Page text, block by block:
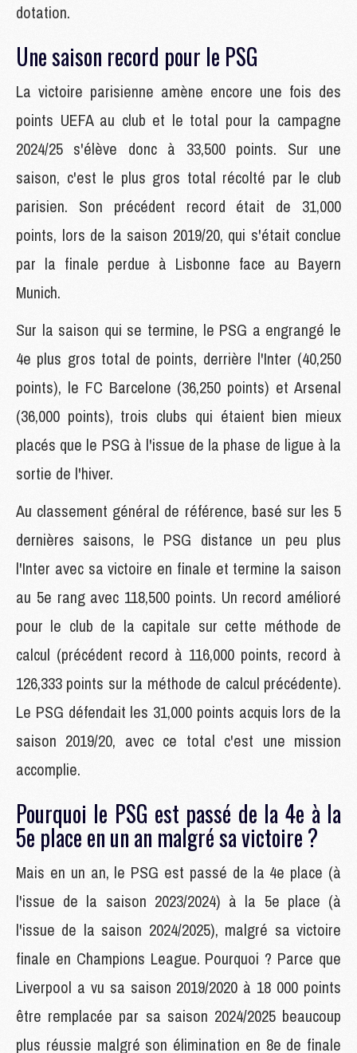
dotation.
Une saison record pour le PSG
La victoire parisienne amène encore une fois des
points UEFA au club et le total pour la campagne
2024/25 s'élève donc à 33,500 points. Sur une
saison, c'est le plus gros total récolté par le club
parisien. Son précédent record était de 31,000
points, lors de la saison 2019/20, qui s'était conclue
par la finale perdue à Lisbonne face au Bayern
Munich.
Sur la saison qui se termine, le PSG a engrangé le
4e plus gros total de points, derrière l'Inter (40,250
points), le FC Barcelone (36,250 points) et Arsenal
(36,000 points), trois clubs qui étaient bien mieux
placés que le PSG à l'issue de la phase de ligue à la
sortie de l'hiver.
Au classement général de référence, basé sur les 5
dernières saisons, le PSG distance un peu plus
l'Inter avec sa victoire en finale et termine la saison
au 5e rang avec 118,500 points. Un record amélioré
pour le club de la capitale sur cette méthode de
calcul (précédent record à 116,000 points, record à
126,333 points sur la méthode de calcul précédente).
Le PSG défendait les 31,000 points acquis lors de la
saison 2019/20, avec ce total c'est une mission
accomplie.
Pourquoi le PSG est passé de la 4e à la
5e place en un an malgré sa victoire ?
Mais en un an, le PSG est passé de la 4e place (à
l'issue de la saison 2023/2024) à la 5e place (à
l'issue de la saison 2024/2025), malgré sa victoire
finale en Champions League. Pourquoi ? Parce que
Liverpool a vu sa saison 2019/2020 à 18 000 points
être remplacée par sa saison 2024/2025 beaucoup
plus réussie malgré son élimination en 8e de finale